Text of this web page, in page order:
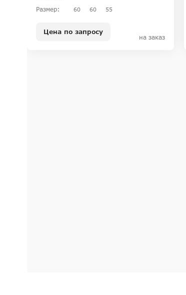
Размер: 60 60 55
Цена по запросу
на заказ